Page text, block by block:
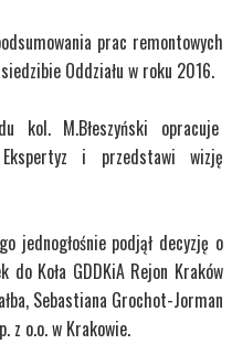
prac remontowych
Oddziału w roku 2016.
kol. M.Błeszyński opracuje
Ekspertyz i przedstawi wizję
jednogłośnie podjął decyzję o
do Koła GDDKiA Rejon Kraków
Sebastiana Grochot-Jorman
z o.o. w Krakowie.